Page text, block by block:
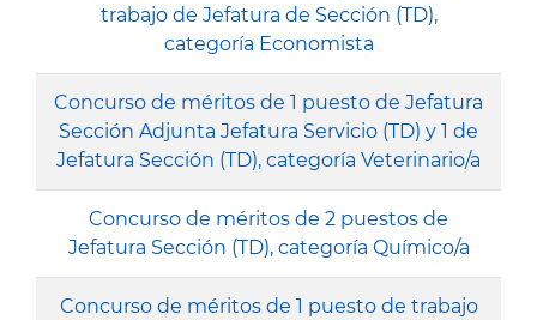
trabajo de Jefatura de Sección (TD),
categoría Economista
Concurso de méritos de 1 puesto de Jefatura
Sección Adjunta Jefatura Servicio (TD) y 1 de
Jefatura Sección (TD), categoría Veterinario/a
Concurso de méritos de 2 puestos de
Jefatura Sección (TD), categoría Químico/a
Concurso de méritos de 1 puesto de trabajo